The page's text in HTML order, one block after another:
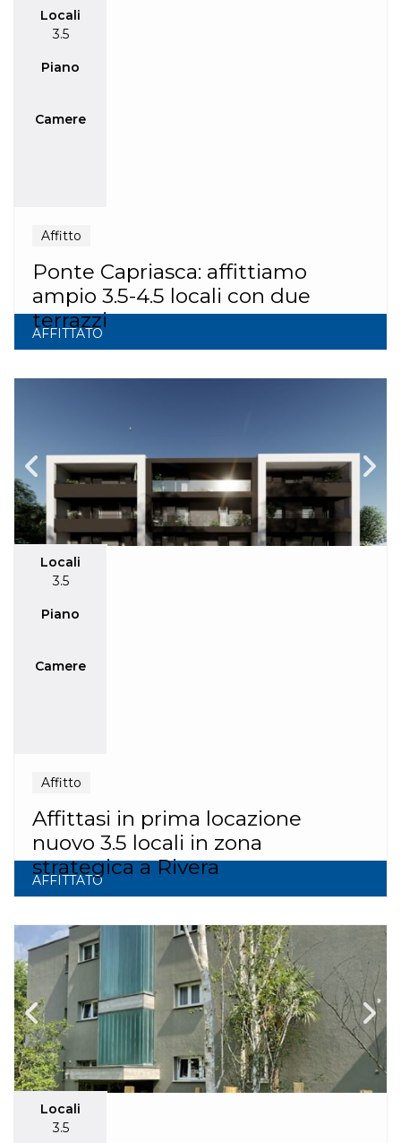
Locali
3.5
Piano
Camere
Affitto
Ponte Capriasca: affittiamo
ampio 3.5-4.5 locali con due
terrazzi
AFFITTATO
Locali
3.5
Piano
Camere
Affitto
Affittasi in prima locazione
nuovo 3.5 locali in zona
strategica a Rivera
AFFITTATO
Locali
3.5